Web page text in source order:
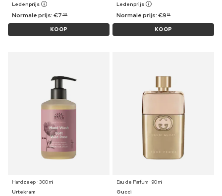
Ledenprijs
Normale prijs:€7 49
KOOP
Ledenprijs
Normale prijs:€9 19
KOOP
Handzeep ⋅ 300 ml
Urtekram
Eau de Parfum ⋅ 90 ml
Gucci